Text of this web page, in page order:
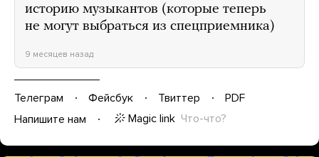
историю музыкантов (которые теперь
не могут выбраться из спецприемника)
9 месяцев назад
Телеграм Фейсбук Твиттер
PDF
Напишите нам
Magic link Что-что?